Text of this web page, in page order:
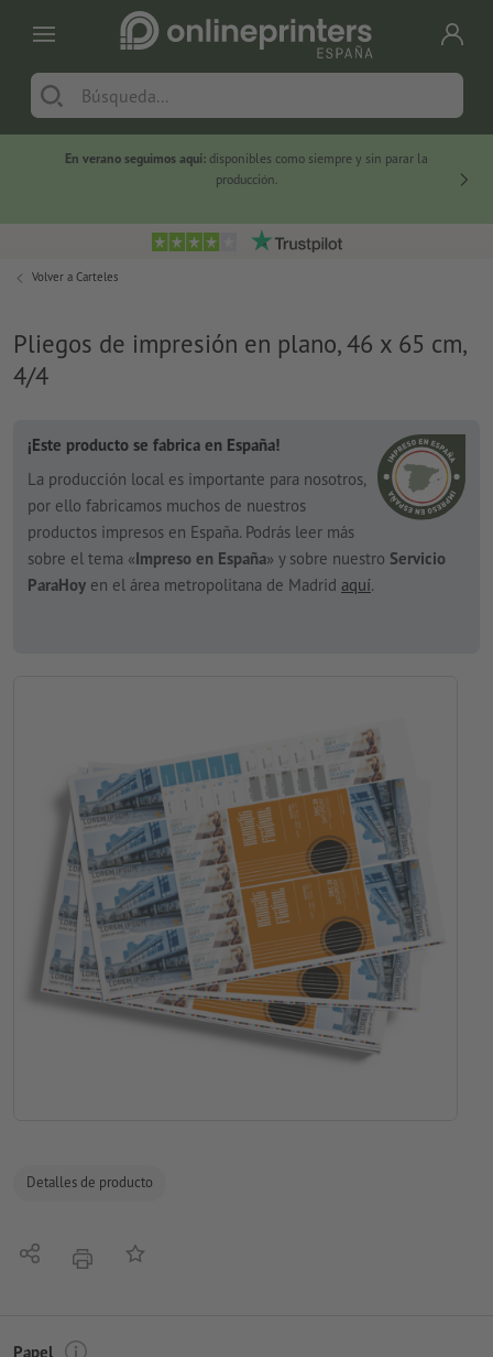
En verano seguimos aquí: disponibles como siempre y sin parar la
producción.
Volver a Carteles
Pliegos de impresión en plano, 46 x 65 cm,
4/4
¡Este producto se fabrica en España!
La producción local es importante para nosotros,
por ello fabricamos muchos de nuestros
productos impresos en España. Podrás leer más
sobre el tema «Impreso en España» y sobre nuestro Servicio
ParaHoy en el área metropolitana de Madrid aquí.
Detalles de producto
CompartirimprimirAñadir a lista de favoritos
Papel